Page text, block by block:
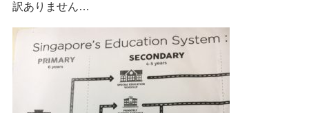
訳ありません…